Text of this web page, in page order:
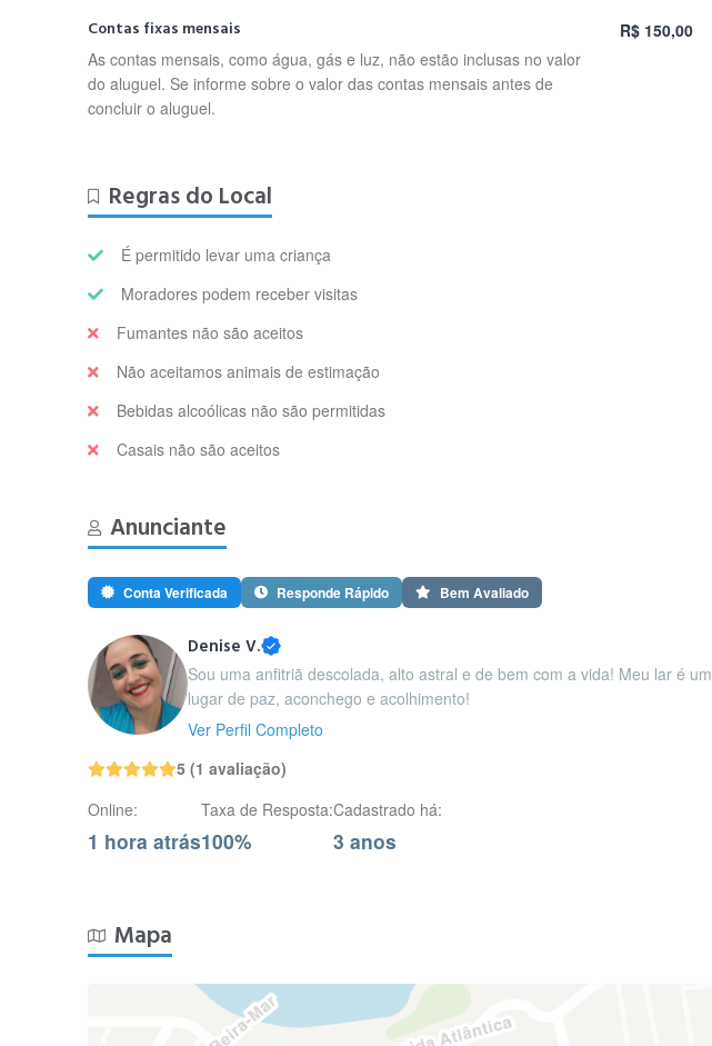
Contas fixas mensais
As contas mensais, como água, gás e luz, não estão inclusas no valor
do aluguel. Se informe sobre o valor das contas mensais antes de
concluir o aluguel.
R$ 150,00
Regras do Local
É permitido levar uma criança
Moradores podem receber visitas
Fumantes não são aceitos
Não aceitamos animais de estimação
Bebidas alcoólicas não são permitidas
Casais não são aceitos
Anunciante
Conta Verificada Responde Rápido Bem Avaliado
Denise V.
Sou uma anfitriã descolada, alto astral e de bem com a vida! Meu lar é um
lugar de paz, aconchego e acolhimento!
Ver Perfil Completo
5 (1 avaliação)
Online:
1 hora atrás
Taxa de Resposta:
100%
Cadastrado há:
3 anos
Mapa